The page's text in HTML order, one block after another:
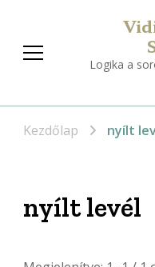
Logika a
Kezdőlap nyílt
nyílt levél